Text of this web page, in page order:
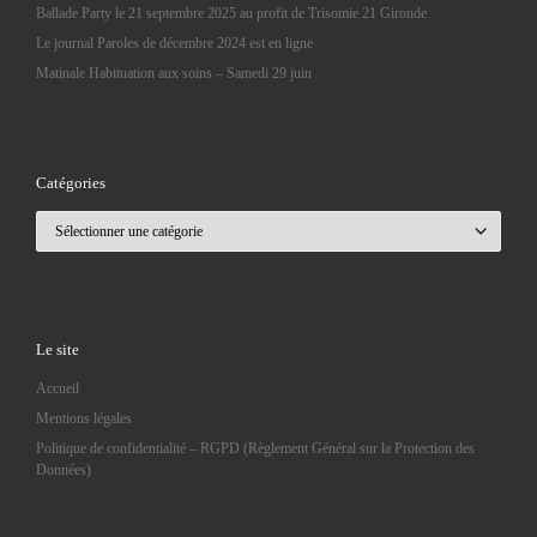
Ballade Party le 21 septembre 2025 au profit de Trisomie 21 Gironde
Le journal Paroles de décembre 2024 est en ligne
Matinale Habituation aux soins – Samedi 29 juin
Catégories
Le site
Accueil
Mentions légales
Politique de confidentialité – RGPD (Règlement Général sur la Protection des
Données)